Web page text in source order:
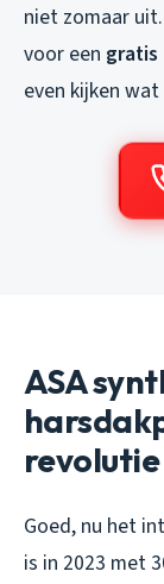
niet zomaar
voor een gratis
even kijken
ASA
revolutie
Goed, nu het
is in 2023 met